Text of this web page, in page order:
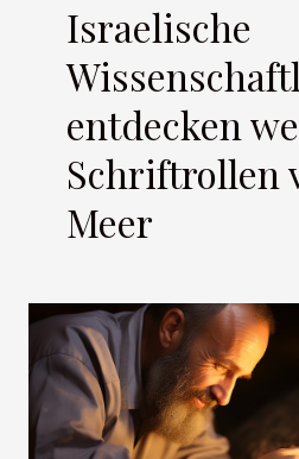
Israelische
entdecken
Schriftrollen
Meer